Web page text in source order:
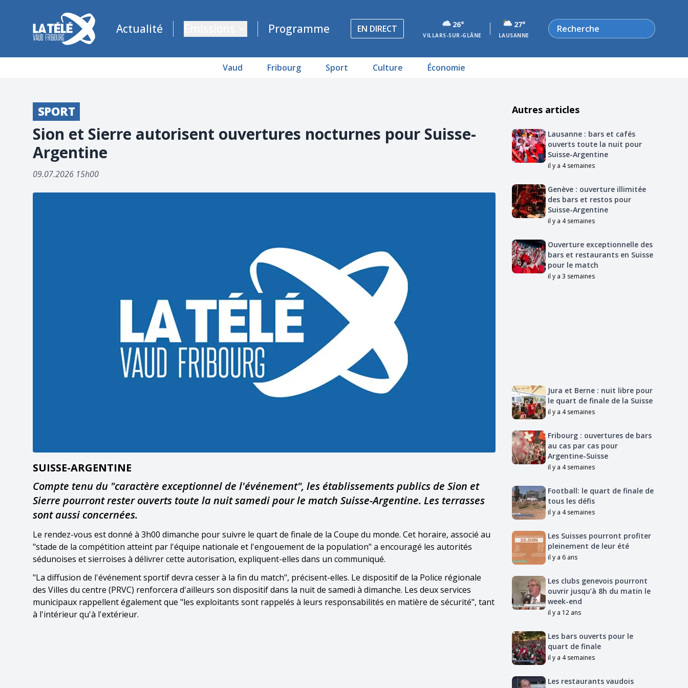
La Télé - Télévision régionale Vaud et Fribourg
Actualité Programme EN DIRECT 26°
VILLARS-SUR-GLÂNE
27°
LAUSANNE
Rechercher
Vaud Fribourg Sport Culture Économie
SPORT
Sion et Sierre autorisent ouvertures nocturnes pour Suisse-
Argentine
09.07.2026 15h00
SUISSE-ARGENTINE
Compte tenu du "caractère exceptionnel de l'événement", les établissements publics de Sion et
Sierre pourront rester ouverts toute la nuit samedi pour le match Suisse-Argentine. Les terrasses
sont aussi concernées.
Le rendez-vous est donné à 3h00 dimanche pour suivre le quart de finale de la Coupe du monde. Cet horaire, associé au
"stade de la compétition atteint par l'équipe nationale et l'engouement de la population" a encouragé les autorités
sédunoises et sierroises à délivrer cette autorisation, expliquent-elles dans un communiqué.
"La diffusion de l'événement sportif devra cesser à la fin du match", précisent-elles. Le dispositif de la Police régionale
des Villes du centre (PRVC) renforcera d'ailleurs son dispositif dans la nuit de samedi à dimanche. Les deux services
municipaux rappellent également que "les exploitants sont rappelés à leurs responsabilités en matière de sécurité", tant
à l'intérieur qu'à l'extérieur.
Autres articles
Lausanne : bars et cafés
ouverts toute la nuit pour
Suisse-Argentine
il y a 4 semaines
Genève : ouverture illimitée
des bars et restos pour
Suisse-Argentine
il y a 4 semaines
Ouverture exceptionnelle des
bars et restaurants en Suisse
pour le match
il y a 3 semaines
Jura et Berne : nuit libre pour
le quart de finale de la Suisse
il y a 4 semaines
Fribourg : ouvertures de bars
au cas par cas pour
Argentine-Suisse
il y a 4 semaines
Football: le quart de finale de
tous les défis
il y a 4 semaines
Les Suisses pourront profiter
pleinement de leur été
il y a 6 ans
Les clubs genevois pourront
ouvrir jusqu’à 8h du matin le
week-end
il y a 12 ans
Les bars ouverts pour le
quart de finale
il y a 4 semaines
Les restaurants vaudois